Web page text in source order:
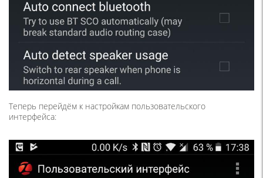
Теперь перейдём к настройкам пользовательского
интерфейса: